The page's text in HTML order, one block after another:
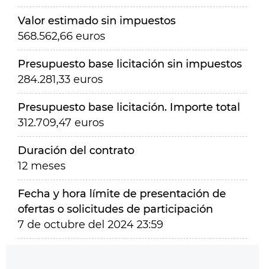
Valor estimado sin impuestos
568.562,66 euros
Presupuesto base licitación sin impuestos
284.281,33 euros
Presupuesto base licitación. Importe total
312.709,47 euros
Duración del contrato
12 meses
Fecha y hora límite de presentación de
ofertas o solicitudes de participación
7 de octubre del 2024 23:59